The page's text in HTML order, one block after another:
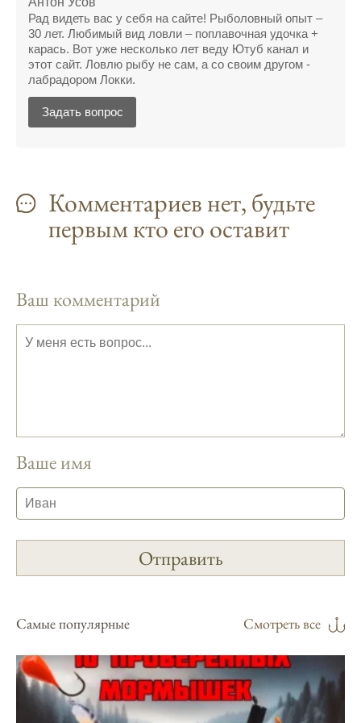
Прогноз клева на рыбалку на следующую
неделю обещает хорошие результаты.
Благодаря лунному календарю и прогнозу
клева, мой улов растет с каждым днем.
узнать точный прогноз клева на
На рыболовном форуме, я нашел много
полезной информации о факторах,
фазами луны, и у меня был отличный
результат.
условия и фазы луны, что делает его
Подробный прогноз клева помогает мне
клева на ближайшие сутки.
Узнайте, какие факторы влияют на
активность рыбы и как их учитывать в
Рад видеть вас у себя на сайте! Рыболовный опыт –
30 лет. Любимый вид ловли – поплавочная удочка +
карась. Вот уже несколько лет веду Ютуб канал и
этот сайт. Ловлю рыбу не сам, а со своим другом -
лабрадором Локки.
Задать вопрос
Комментариев нет, будьте
первым кто его оставит
Ваш комментарий
Ваше имя
Самые популярные Смотреть все